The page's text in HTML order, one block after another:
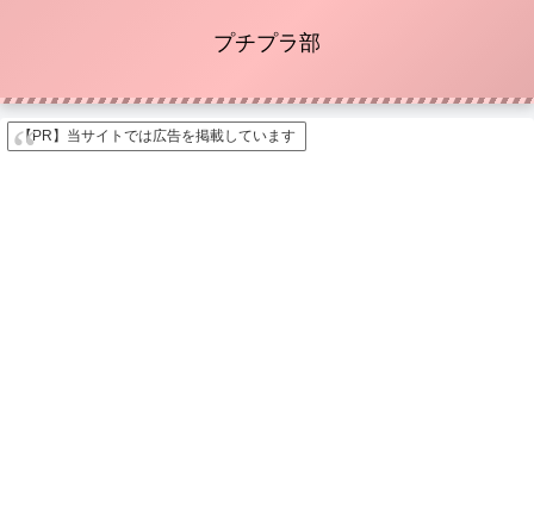
プチプラ部
【PR】当サイトでは広告を掲載しています